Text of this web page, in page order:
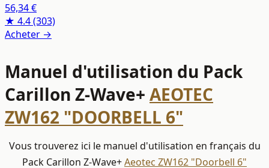
56,34 €
★ 4.4(303)
Acheter →
Manuel d'utilisation du Pack
Carillon Z-Wave+ AEOTEC
ZW162 "DOORBELL 6"
Vous trouverez ici le manuel d'utilisation en français du
Pack Carillon Z-Wave+Aeotec ZW162 "Doorbell 6"